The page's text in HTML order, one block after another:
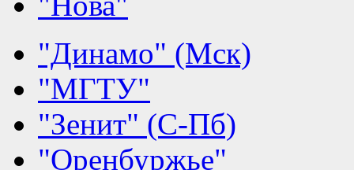
"Динамо" (Мск)
"МГТУ"
"Зенит" (С-Пб)
"Оренбуржье"